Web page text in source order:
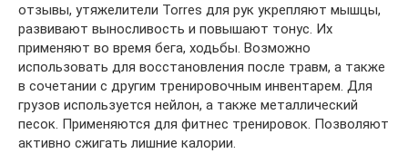
отзывы, утяжелители Torres для рук укрепляют мышцы,
развивают выносливость и повышают тонус. Их
применяют во время бега, ходьбы. Возможно
использовать для восстановления после травм, а также
в сочетании с другим тренировочным инвентарем. Для
грузов используется нейлон, а также металлический
песок. Применяются для фитнес тренировок. Позволяют
активно сжигать лишние калории.